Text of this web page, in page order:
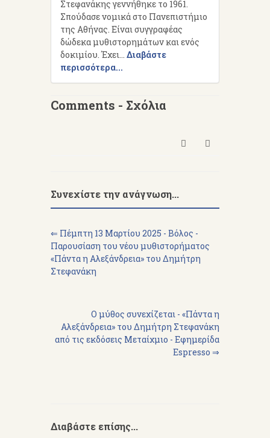
Στεφανάκης γεννήθηκε το 1961.
Σπούδασε νομικά στο Πανεπιστήμιο
της Αθήνας. Είναι συγγραφέας
δώδεκα μυθιστορημάτων και ενός
δοκιμίου. Έχει... Διαβάστε
περισσότερα...
Comments - Σχόλια
Συνεχίστε την ανάγνωση...
⇐ Πέμπτη 13 Μαρτίου 2025 - Βόλος -
Παρουσίαση του νέου μυθιστορήματος
«Πάντα η Αλεξάνδρεια» του Δημήτρη
Στεφανάκη
Ο μύθος συνεχίζεται - «Πάντα η
Αλεξάνδρεια» του Δημήτρη Στεφανάκη
από τις εκδόσεις Μεταίχμιο - Εφημερίδα
Espresso ⇒
Διαβάστε επίσης...